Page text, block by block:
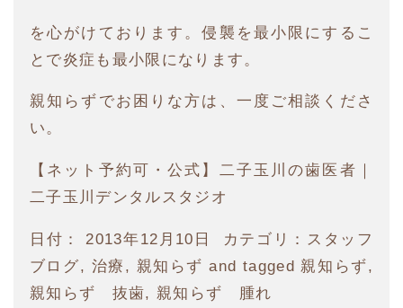
を心がけております。侵襲を最小限にするこ
とで炎症も最小限になります。
親知らずでお困りな方は、一度ご相談くださ
い。
【ネット予約可・公式】二子玉川の歯医者｜
二子玉川デンタルスタジオ
日付： 2013年12月10日 カテゴリ：
スタッフ
ブログ, 治療 , 親知らず and tagged 親知らず,
親知らず 抜歯, 親知らず 腫れ